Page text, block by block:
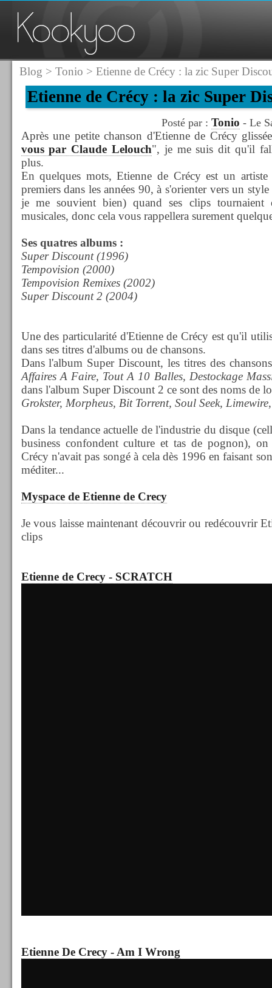
Blog > Tonio > Etienne de Crécy : la zic Super
Etienne de Crécy : la zic Super
Posté par : Tonio - Le
Après une petite chanson d'Etienne de Crécy
vous par Claude Lelouch", je me suis dit qu'il
plus.
En quelques mots, Etienne de Crécy est un
premiers dans les années 90, à s'orienter vers un
je me souvient bien) quand ses clips tournaient
musicales, donc cela vous rappellera surement
Ses quatres albums :
Super Discount (1996)
Tempovision (2000)
Tempovision Remixes (2002)
Super Discount 2 (2004)
Une des particularité d'Etienne de Crécy est qu'il
dans ses titres d'albums ou de chansons.
Dans l'album Super Discount, les titres des
Affaires A Faire, Tout A 10 Balles, Destockage
dans l'album Super Discount 2 ce sont des noms de
Grokster, Morpheus, Bit Torrent, Soul Seek, Limewire
Dans la tendance actuelle de l'industrie du disque
business confondent culture et tas de pognon),
Crécy n'avait pas songé à cela dès 1996 en faisant
méditer...
Myspace de Etienne de Crecy
Je vous laisse maintenant découvrir ou redécouvrir
clips
Etienne de Crecy - SCRATCH
Etienne De Crecy - Am I Wrong